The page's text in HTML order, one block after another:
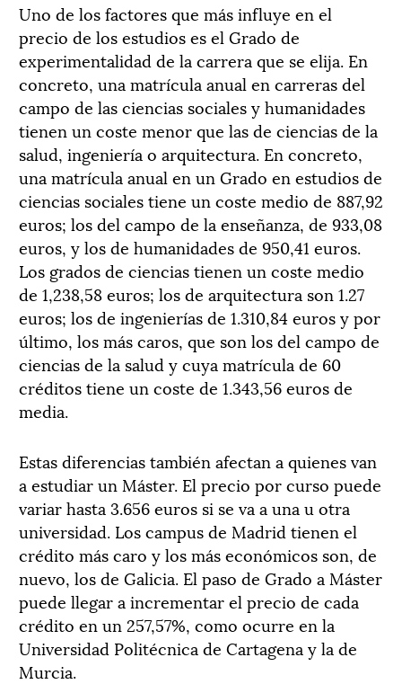
Uno de los factores que más influye en el
precio de los estudios es el Grado de
experimentalidad de la carrera que se elija. En
concreto, una matrícula anual en carreras del
campo de las ciencias sociales y humanidades
tienen un coste menor que las de ciencias de la
salud, ingeniería o arquitectura. En concreto,
una matrícula anual en un Grado en estudios de
ciencias sociales tiene un coste medio de 887,92
euros; los del campo de la enseñanza, de 933,08
euros, y los de humanidades de 950,41 euros.
Los grados de ciencias tienen un coste medio
de 1,238,58 euros; los de arquitectura son 1.27
euros; los de ingenierías de 1.310,84 euros y por
último, los más caros, que son los del campo de
ciencias de la salud y cuya matrícula de 60
créditos tiene un coste de 1.343,56 euros de
media.
Estas diferencias también afectan a quienes van
a estudiar un Máster. El precio por curso puede
variar hasta 3.656 euros si se va a una u otra
universidad. Los campus de Madrid tienen el
crédito más caro y los más económicos son, de
nuevo, los de Galicia. El paso de Grado a Máster
puede llegar a incrementar el precio de cada
crédito en un 257,57%, como ocurre en la
Universidad Politécnica de Cartagena y la de
Murcia.